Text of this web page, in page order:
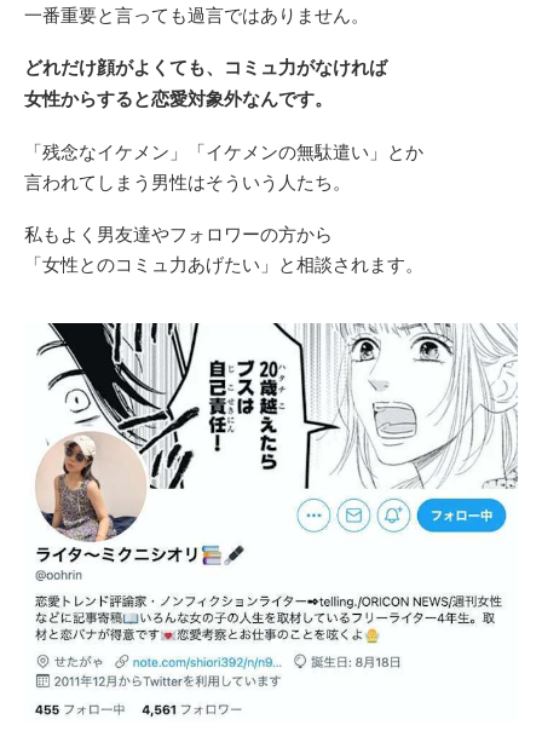
一番重要と言っても過言ではありません。
どれだけ顔がよくても、コミュ力がなければ
女性からすると恋愛対象外なんです。
「残念なイケメン」「イケメンの無駄遣い」とか
言われてしまう男性はそういう人たち。
私もよく男友達やフォロワーの方から
「女性とのコミュ力あげたい」と相談されます。